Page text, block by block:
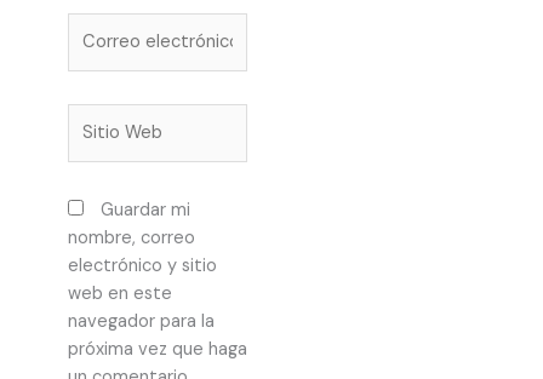
electrónico*
Web
Guardar mi
nombre, correo
electrónico y sitio
web en este
navegador para la
próxima vez que haga